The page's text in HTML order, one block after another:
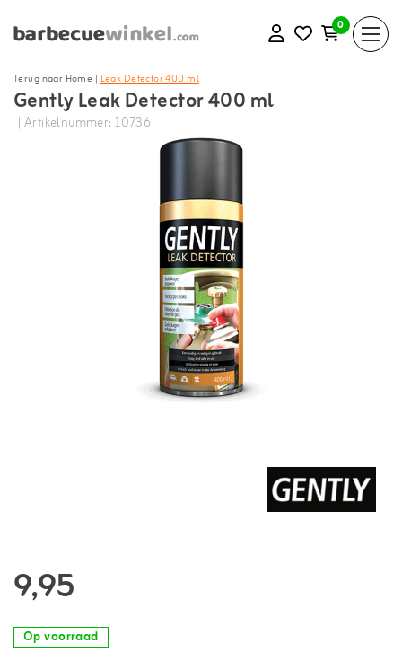
0
Terug naar Home |Leak Detector 400 ml
Gently Leak Detector 400 ml
| Artikelnummer: 10736
9,95
Op voorraad